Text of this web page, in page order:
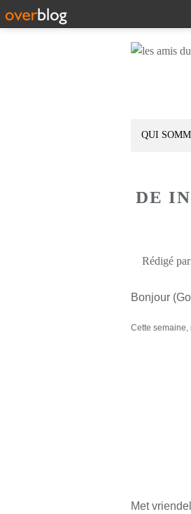
QUI
DE
Rédigé
Bonjour
Cette semaine,
Met